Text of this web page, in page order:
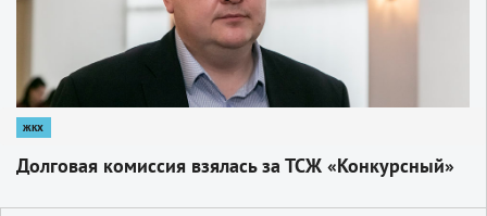
жкх
Долговая комиссия взялась за ТСЖ «Конкурсный»